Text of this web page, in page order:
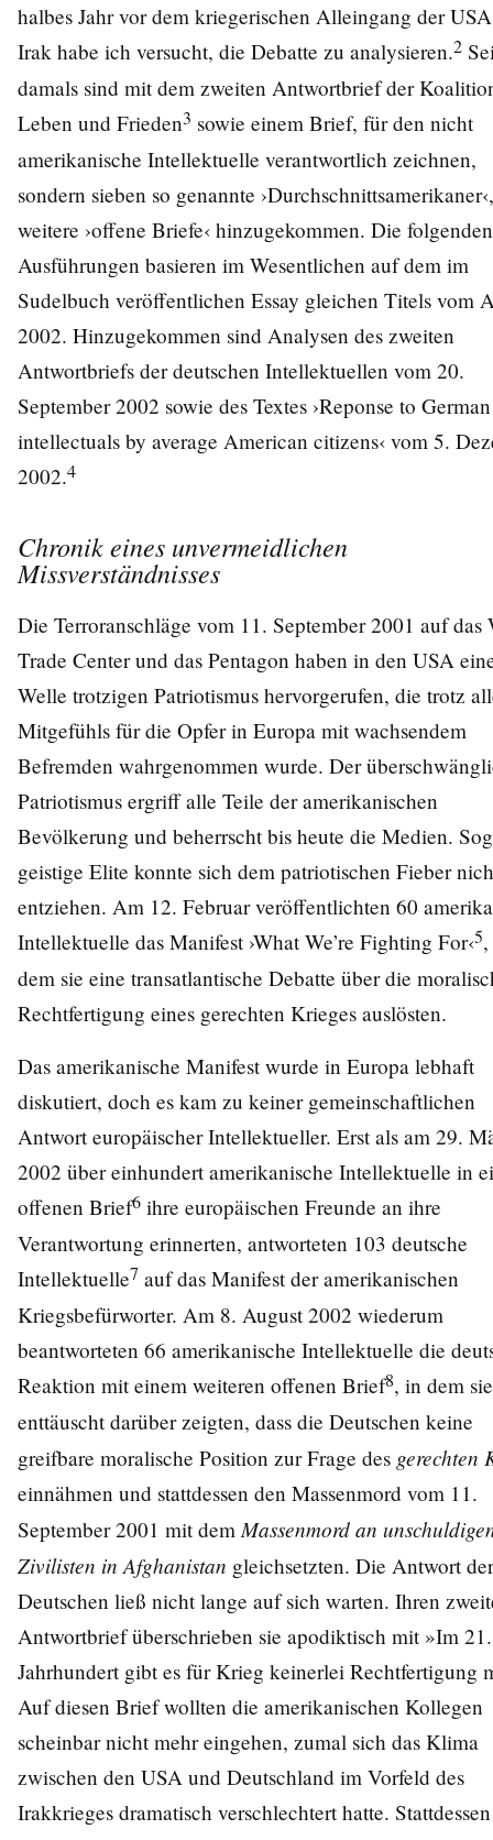
halbes Jahr vor dem kriegerischen Alleingang der
Irak habe ich versucht, die Debatte zu analysieren.2
damals sind mit dem zweiten Antwortbrief der
Leben und Frieden3 sowie einem Brief, für den nicht
amerikanische Intellektuelle verantwortlich zeichnen,
sondern sieben so genannte
weitere ›offene Briefe‹ hinzugekommen. Die folgenden
Ausführungen basieren im Wesentlichen auf dem im
Sudelbuch veröffentlichen Essay gleichen Titels vom
2002. Hinzugekommen sind Analysen des zweiten
Antwortbriefs der deutschen Intellektuellen vom 20.
September 2002 sowie des Textes ›Reponse to German
intellectuals by average American citizens‹ vom 5.
2002.4
Chronik eines unvermeidlichen
Missverständnisses
Die Terroranschläge vom 11. September 2001 auf das
Trade Center und das Pentagon haben in den USA
Welle trotzigen Patriotismus hervorgerufen, die trotz
Mitgefühls für die Opfer in Europa mit wachsendem
Befremden wahrgenommen wurde. Der
Patriotismus ergriff alle Teile der amerikanischen
Bevölkerung und beherrscht bis heute die Medien.
geistige Elite konnte sich dem patriotischen Fieber
entziehen. Am 12. Februar veröffentlichten 60
Intellektuelle das Manifest ›What We’re Fighting For‹5
dem sie eine transatlantische Debatte über die
Rechtfertigung eines gerechten Krieges auslösten.
Das amerikanische Manifest wurde in Europa lebhaft
diskutiert, doch es kam zu keiner gemeinschaftlichen
Antwort europäischer Intellektueller. Erst als am 29.
2002 über einhundert amerikanische Intellektuelle in
offenen Brief6 ihre europäischen Freunde an ihre
Verantwortung erinnerten, antworteten 103 deutsche
Intellektuelle7 auf das Manifest der amerikanischen
Kriegsbefürworter. Am 8. August 2002 wiederum
beantworteten 66 amerikanische Intellektuelle die
Reaktion mit einem weiteren offenen Brief8, in dem
enttäuscht darüber zeigten, dass die Deutschen keine
greifbare moralische Position zur Frage des gerechten
einnähmen und stattdessen den Massenmord vom 11.
September 2001 mit demMassenmord an
Zivilisten in Afghanistan gleichsetzten. Die Antwort der
Deutschen ließ nicht lange auf sich warten. Ihren
Antwortbrief überschrieben sie apodiktisch mit »Im 21.
Jahrhundert gibt es für Krieg keinerlei Rechtfertigung
Auf diesen Brief wollten die amerikanischen Kollegen
scheinbar nicht mehr eingehen, zumal sich das Klima
zwischen den USA und Deutschland im Vorfeld des
Irakkrieges dramatisch verschlechtert hatte. Stattdessen